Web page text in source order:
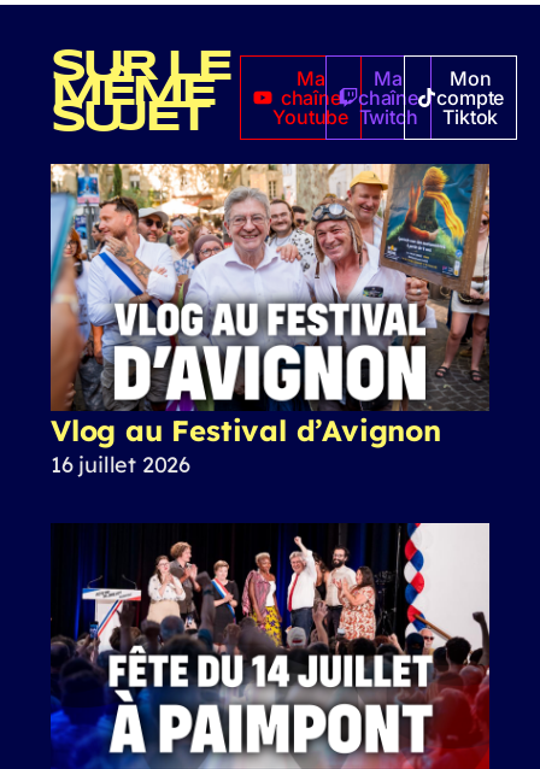
SUR LE
MÊME
SUJET
Ma
chaîne
Youtube
Ma
chaîne
Twitch
Mon
compte
Tiktok
Vlog au Festival d’Avignon
16 juillet 2026